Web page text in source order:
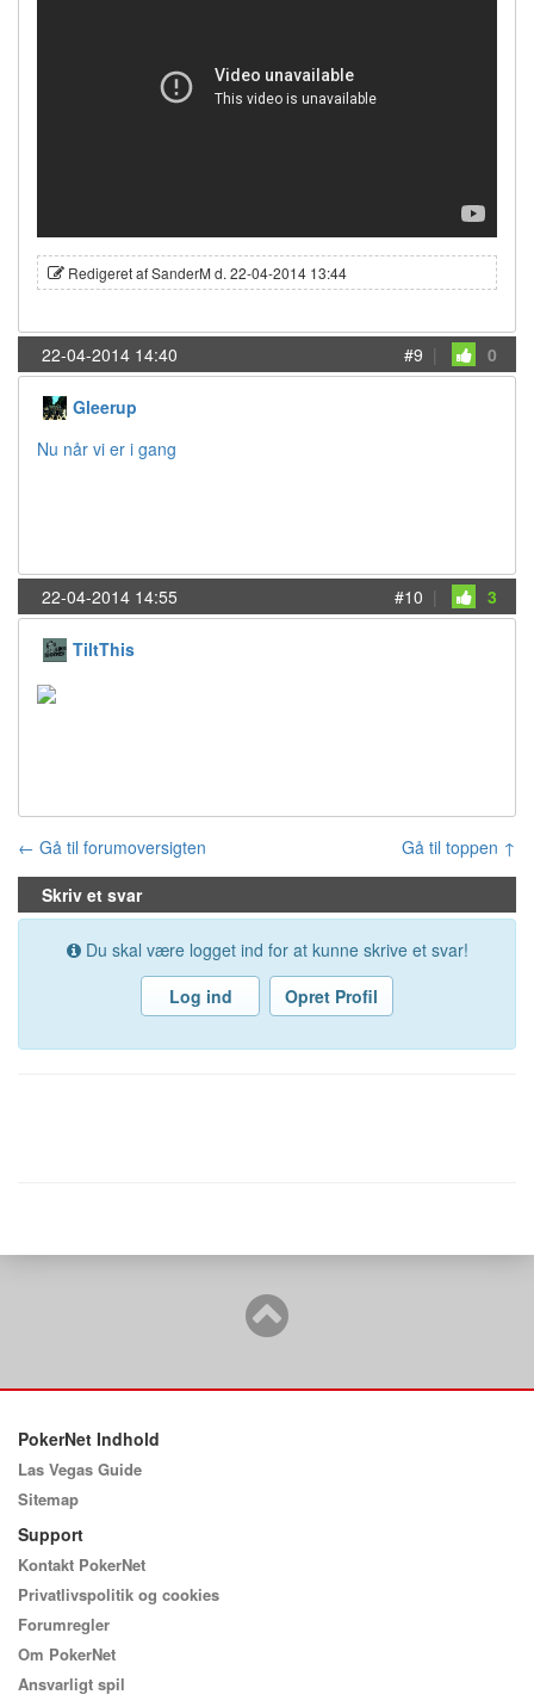
Redigeret af SanderM d. 22-04-2014 13:44
22-04-2014 14:40 #9 | 0
Gleerup
Nu når vi er i gang
22-04-2014 14:55 #10 | 3
TiltThis
← Gå til forumoversigten
Gå til toppen ↑
Skriv et svar
Du skal være logget ind for at kunne skrive et svar!
Log ind
Opret Profil
PokerNet Indhold
Las Vegas Guide
Sitemap
Support
Kontakt PokerNet
Privatlivspolitik og cookies
Forumregler
Om PokerNet
Ansvarligt spil